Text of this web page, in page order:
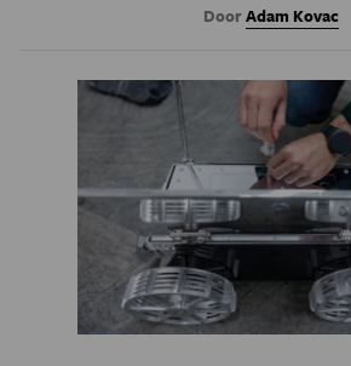
DoorAdam Kovac